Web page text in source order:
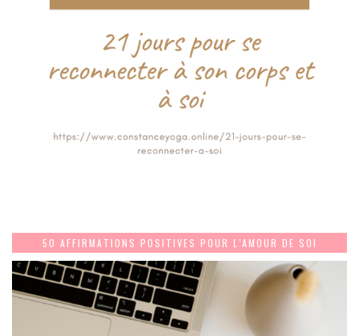
50 AFFIRMATIONS POSITIVES POUR L’AMOUR DE SOI